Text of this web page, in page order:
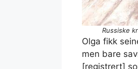
Russiske
Olga fikk
men bare
[registrert]